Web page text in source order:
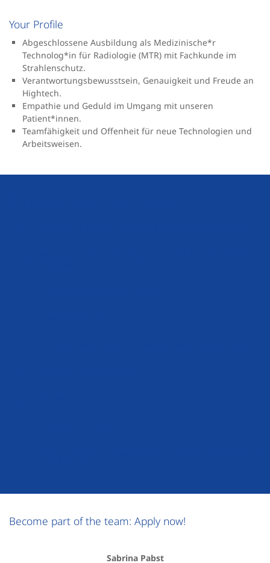
Your Profile
Abgeschlossene Ausbildung als Medizinische*r
Technolog*in für Radiologie (MTR) mit Fachkunde im
Strahlenschutz.
Verantwortungsbewusstsein, Genauigkeit und Freude an
Hightech.
Empathie und Geduld im Umgang mit unseren
Patient*innen.
Teamfähigkeit und Offenheit für neue Technologien und
Arbeitsweisen.
Become part of the team: Apply now!
Sabrina Pabst